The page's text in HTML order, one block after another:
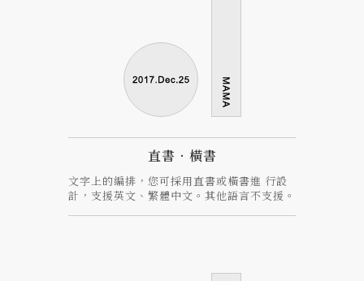
直書‧橫書
文字上的編排，您可採用直書或橫書進 行設
計，支援英文、繁體中文。其他語言不支援。